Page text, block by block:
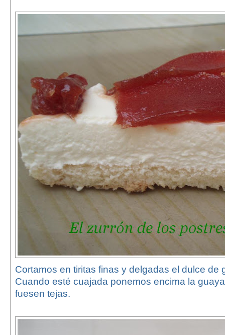
Cortamos en tiritas finas y delgadas el dulce de
Cuando esté cuajada ponemos encima la
fuesen tejas.